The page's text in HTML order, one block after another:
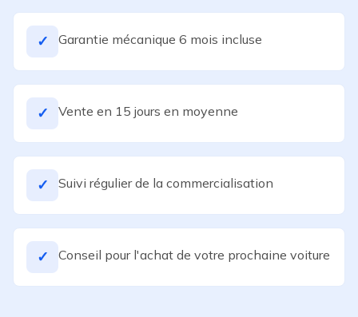
✓ Garantie mécanique 6 mois incluse
✓ Vente en 15 jours en moyenne
✓ Suivi régulier de la commercialisation
✓ Conseil pour l'achat de votre prochaine voiture